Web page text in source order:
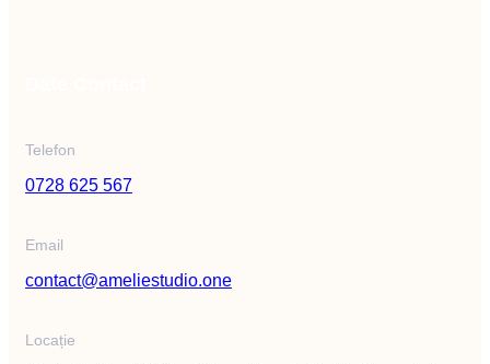
Telefon
0728 625 567
Email
contact@ameliestudio.one
Locație